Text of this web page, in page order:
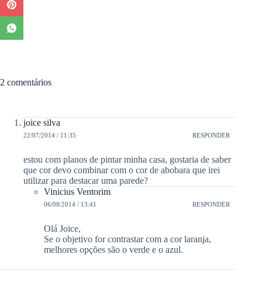
2 comentários
joice silva
22/07/2014 / 11:35 RESPONDER
estou com planos de pintar minha casa, gostaria de saber
que cor devo combinar com o cor de abobara que irei
utilizar para destacar uma parede?
Vinicius Ventorim
06/08/2014 / 13:41 RESPONDER
Olá Joice,
Se o objetivo for contrastar com a cor laranja,
melhores opções são o verde e o azul.